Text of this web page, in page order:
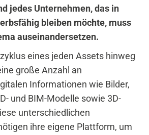
jedes Unternehmen, das in
bleiben möchte, muss
auseinandersetzen.
eines jeden Assets hinweg
große Anzahl an
Informationen wie Bilder,
und BIM-Modelle sowie 3D-
unterschiedlichen
ihre eigene Plattform, um